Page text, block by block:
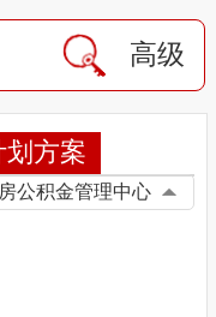
高级
方案
公积金管理中心